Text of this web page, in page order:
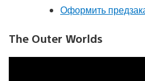
Оформить
The Outer Worlds